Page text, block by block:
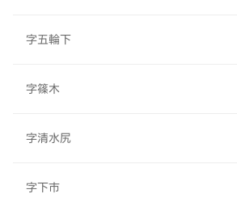
字五輪下
字篠木
字清水尻
字下市